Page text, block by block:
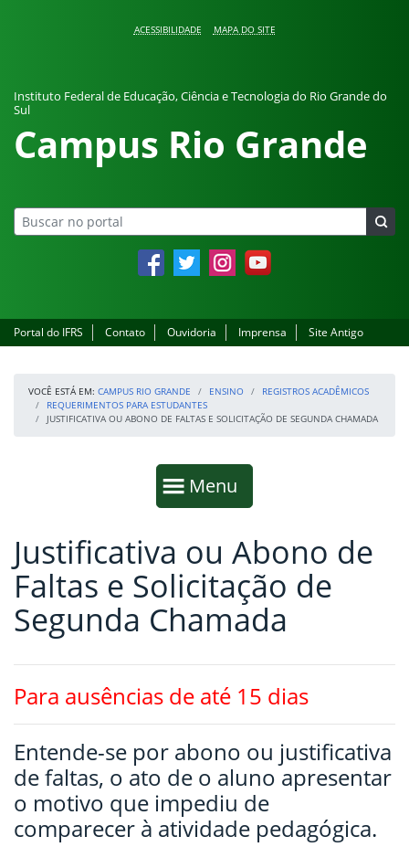
ACESSIBILIDADE MAPA DO SITE
Instituto Federal de Educação, Ciência e Tecnologia do Rio Grande do
Sul
Campus Rio Grande
Facebook Twitter InstagramYouTube
Portal do IFRS Contato Ouvidoria Imprensa Site Antigo
VOCÊ ESTÁ EM: CAMPUS RIO GRANDE ENSINO
REGISTROS ACADÊMICOS
REQUERIMENTOS PARA ESTUDANTES
JUSTIFICATIVA OU ABONO DE FALTAS E SOLICITAÇÃO DE SEGUNDA CHAMADA
Mostrar
Menu
Fim da navegação
Início do conteúdo
Justificativa ou Abono de
Faltas e Solicitação de
Segunda Chamada
Para ausências de até 15 dias
Entende-se por abono ou justificativa
de faltas, o ato de o aluno apresentar
o motivo que impediu de
comparecer à atividade pedagógica.